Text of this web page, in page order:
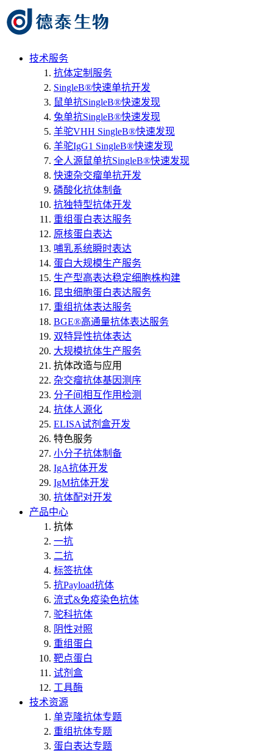
技术服务
抗体定制服务
SingleB®快速单抗开发
鼠单抗SingleB®快速发现
兔单抗SingleB®快速发现
羊驼VHH SingleB®快速发现
羊驼IgG1 SingleB®快速发现
全人源鼠单抗SingleB®快速发现
快速杂交瘤单抗开发
磷酸化抗体制备
抗独特型抗体开发
重组蛋白表达服务
原核蛋白表达
哺乳系统瞬时表达
蛋白大规模生产服务
生产型高表达稳定细胞株构建
昆虫细胞蛋白表达服务
重组抗体表达服务
BGE®高通量抗体表达服务
双特异性抗体表达
大规模抗体生产服务
抗体改造与应用
杂交瘤抗体基因测序
分子间相互作用检测
抗体人源化
ELISA试剂盒开发
特色服务
小分子抗体制备
IgA抗体开发
IgM抗体开发
抗体配对开发
产品中心
抗体
一抗
二抗
标签抗体
抗Payload抗体
流式&免疫染色抗体
驼科抗体
阴性对照
重组蛋白
靶点蛋白
试剂盒
工具酶
技术资源
单克隆抗体专题
重组抗体专题
蛋白表达专题